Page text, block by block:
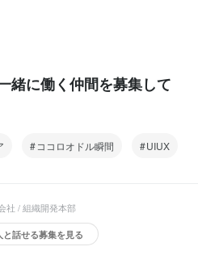
緒に働く仲間を募集して
ココロオドル瞬間 UIUX
社 / 組織開発本部
と話せる募集を見る